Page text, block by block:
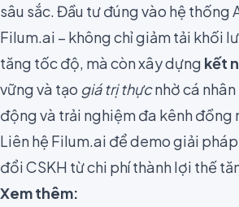
sâu sắc. Đầu tư đúng vào hệ thống
Filum.ai – không chỉ giảm tải khối
tăng tốc độ, mà còn xây dựng kết
vững và tạo giá trị thựcnhờ cá
động và trải nghiệm đa kênh đồng
Liên hệ Filum.ai để demo giải
đổi CSKH từ chi phí thành lợi thế
Xem thêm: